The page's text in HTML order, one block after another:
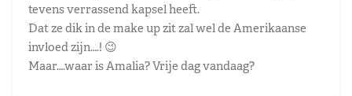
tevens verrassend kapsel heeft.
Dat ze dik in de make up zit zal wel de Amerikaanse
invloed zijn….! 😉
Maar….waar is Amalia? Vrije dag vandaag?